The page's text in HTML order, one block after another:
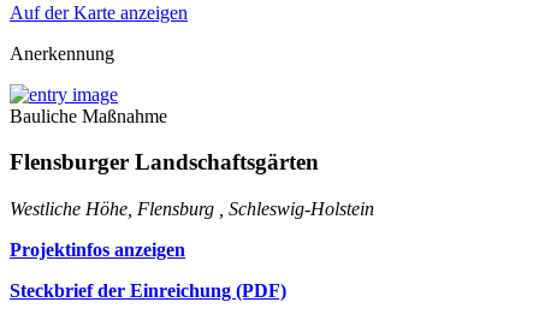
Auf der Karte anzeigen
Anerkennung
Bauliche Maßnahme
Flensburger Landschaftsgärten
Westliche Höhe, Flensburg , Schleswig-Holstein
Projektinfos anzeigen
Steckbrief der Einreichung (PDF)